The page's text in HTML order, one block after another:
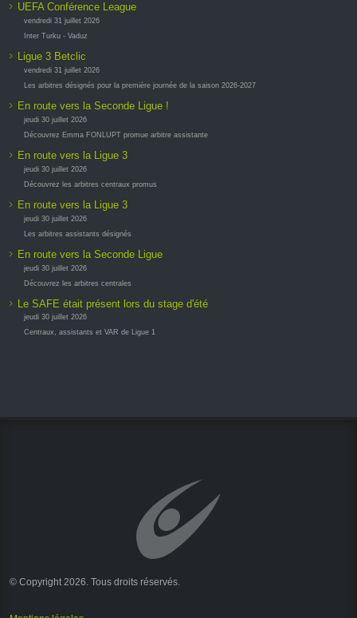
UEFA Conférence League
vendredi 31 juillet 2026
Inter Turku - Vaduz
Ligue 3 Betclic
vendredi 31 juillet 2026
Les arbitres désignés pour la première journée de la saison 2026-2027
En route vers la Seconde Ligue !
jeudi 30 juillet 2026
Découvrez Emma FONLUPT promue arbitre assistante
En route vers la Ligue 3
jeudi 30 juillet 2026
Découvrez les arbitres centraux promus
En route vers la Ligue 3
jeudi 30 juillet 2026
Les arbitres assistants désignés
En route vers la Seconde Ligue
jeudi 30 juillet 2026
Découvrez les arbitres centrales
Le SAFE était présent lors du stage d'été
jeudi 30 juillet 2026
Centraux, assistants et VAR de Ligue 1
© Copyright 2026. Tous droits réservés.